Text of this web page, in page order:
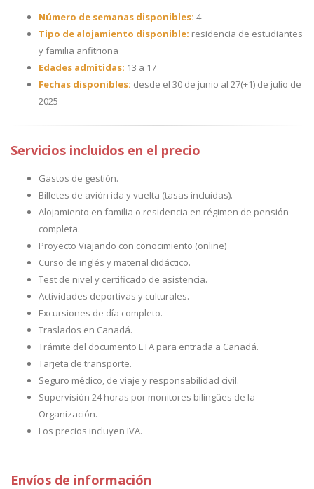
Número de semanas disponibles: 4
Tipo de alojamiento disponible: residencia de estudiantes
y familia anfitriona
Edades admitidas: 13 a 17
Fechas disponibles: desde el 30 de junio al 27(+1) de julio de
2025
Servicios incluidos en el precio
Gastos de gestión.
Billetes de avión ida y vuelta (tasas incluidas).
Alojamiento en familia o residencia en régimen de pensión
completa.
Proyecto Viajando con conocimiento (online)
Curso de inglés y material didáctico.
Test de nivel y certificado de asistencia.
Actividades deportivas y culturales.
Excursiones de día completo.
Traslados en Canadá.
Trámite del documento ETA para entrada a Canadá.
Tarjeta de transporte.
Seguro médico, de viaje y responsabilidad civil.
Supervisión 24 horas por monitores bilingües de la
Organización.
Los precios incluyen IVA.
Envíos de información